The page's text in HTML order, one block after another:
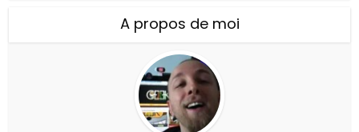
A propos de moi